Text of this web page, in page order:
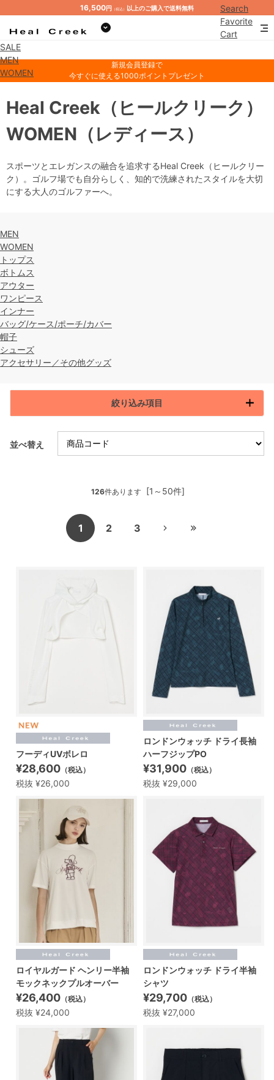
16,500円 （税込） 以上のご購入で送料無料
Search
Favorite
Cart
SALE
MEN
WOMEN
新規会員登録で
今すぐに使える1000ポイントプレゼント
WOMEN （レディース）
Heal Creek （ヒールクリーク）
スポーツとエレガンスの融合を追求するHeal Creek（ヒールクリー
ク）。ゴルフ場でも自分らしく、知的で洗練されたスタイルを大切
にする大人のゴルファーへ。
MEN
WOMEN
トップス
ボトムス
アウター
ワンピース
インナー
バッグ/ケース/ポーチ/カバー
帽子
シューズ
アクセサリー／その他グッズ
絞り込み項目
並べ替え
[1～50件]
126件あります
1 2 3
フーディUVボレロ
¥28,600 （税込）
税抜 ¥26,000
ロンドンウォッチ ドライ長袖
ハーフジップPO
¥31,900 （税込）
税抜 ¥29,000
ロイヤルガード ヘンリー半袖
モックネックプルオーバー
¥26,400 （税込）
税抜 ¥24,000
ロンドンウォッチ ドライ半袖
シャツ
¥29,700 （税込）
税抜 ¥27,000